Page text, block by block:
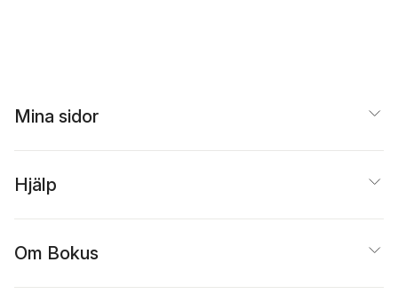
Mina sidor
Hjälp
Om Bokus